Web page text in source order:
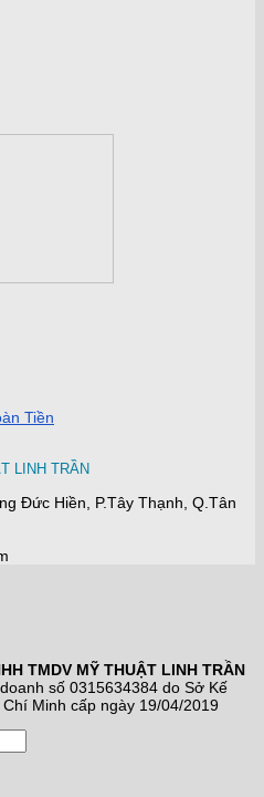
Tiền
LINH TRẦN
Đức Hiền, P.Tây Thạnh, Q.Tân
TMDV MỸ THUẬT LINH TRẦN
số 0315634384 do Sở Kế
Minh cấp ngày 19/04/2019